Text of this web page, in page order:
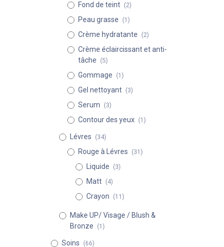
Fond de teint (2)
Peau grasse (1)
Crème hydratante (2)
Crème éclaircissant et anti-
tâche
(5)
Gommage (1)
Gel nettoyant (3)
Serum (3)
Contour des yeux (1)
Lévres (34)
Rouge à Lévres (31)
Liquide (3)
Matt (4)
Crayon (11)
Make UP/ Visage / Blush &
Bronze
(1)
Soins (66)